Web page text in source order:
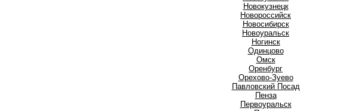
Новокузнецк
Новороссийск
Новосибирск
Новоуральск
Ногинск
Одинцово
Омск
Оренбург
Орехово-Зуево
Павловский Посад
Пенза
Первоуральск